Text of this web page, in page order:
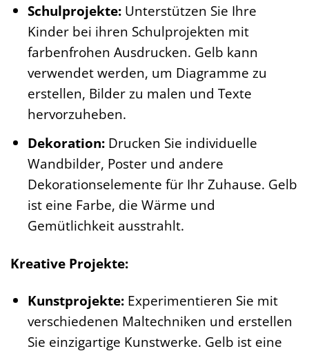
Schulprojekte:Unterstützen Sie Ihre
Kinder bei ihren Schulprojekten mit
farbenfrohen Ausdrucken. Gelb kann
verwendet werden, um Diagramme zu
erstellen, Bilder zu malen und Texte
hervorzuheben.
Dekoration:Drucken Sie individuelle
Wandbilder, Poster und andere
Dekorationselemente für Ihr Zuhause. Gelb
ist eine Farbe, die Wärme und
Gemütlichkeit ausstrahlt.
Kreative Projekte:
Kunstprojekte:Experimentieren Sie mit
verschiedenen Maltechniken und erstellen
Sie einzigartige Kunstwerke. Gelb ist eine